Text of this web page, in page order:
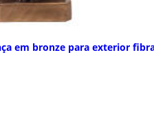
em bronze para exterior